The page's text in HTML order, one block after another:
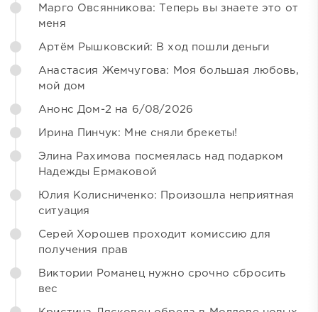
Марго Овсянникова: Теперь вы знаете это от
меня
Артём Рышковский: В ход пошли деньги
Анастасия Жемчугова: Моя большая любовь,
мой дом
Анонс Дом-2 на 6/08/2026
Ирина Пинчук: Мне сняли брекеты!
Элина Рахимова посмеялась над подарком
Надежды Ермаковой
Юлия Колисниченко: Произошла неприятная
ситуация
Серей Хорошев проходит комиссию для
получения прав
Виктории Романец нужно срочно сбросить
вес